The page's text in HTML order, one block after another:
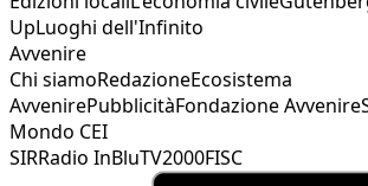
UpLuoghi dell'Infinito
Avvenire
Chi siamoRedazioneEcosistema
AvvenirePubblicitàFondazione Avvenire
Mondo CEI
SIRRadio InBluTV2000FISC